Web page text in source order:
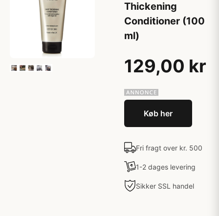
Thickening
Conditioner (100
ml)
129,00 kr
Køb her
Fri fragt over kr. 500
1-2 dages levering
Sikker SSL handel